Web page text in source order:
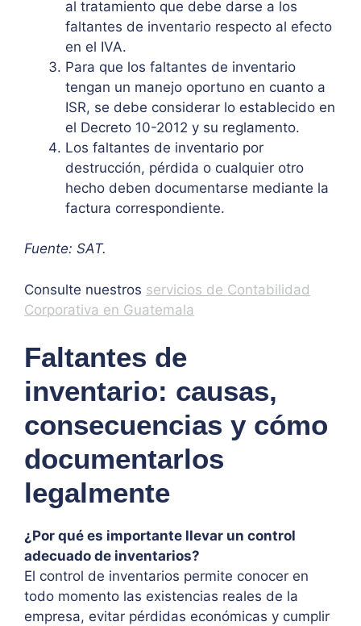
al tratamiento que debe darse a los
faltantes de inventario respecto al efecto
en el IVA.
Para que los faltantes de inventario
tengan un manejo oportuno en cuanto a
ISR, se debe considerar lo establecido en
el Decreto 10-2012 y su reglamento.
Los faltantes de inventario por
destrucción, pérdida o cualquier otro
hecho deben documentarse mediante la
factura correspondiente.
Fuente: SAT.
Consulte nuestros servicios de Contabilidad
Corporativa en Guatemala
Faltantes de
inventario: causas,
consecuencias y cómo
documentarlos
legalmente
¿Por qué es importante llevar un control
adecuado de inventarios?
El control de inventarios permite conocer en
todo momento las existencias reales de la
empresa, evitar pérdidas económicas y cumplir